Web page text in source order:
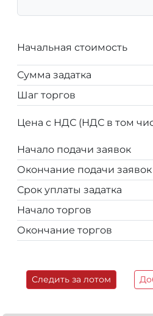
Начальная стоимость
Сумма задатка
Шаг торгов
Цена с НДС (НДС в том
Начало подачи заявок
Окончание подачи заявок
Срок уплаты задатка
Начало торгов
Окончание торгов
Следить за лотом